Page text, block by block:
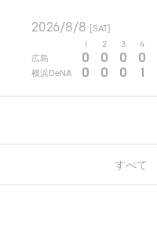
2026/8/8 [SAT]
2 3 4
広島 0 0 0 0
横浜DeNA 0 0 0 1
すべて